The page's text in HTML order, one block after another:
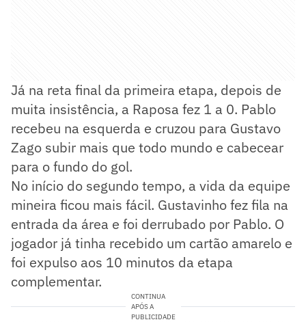
Já na reta final da primeira etapa, depois de
muita insistência, a Raposa fez 1 a 0. Pablo
recebeu na esquerda e cruzou para Gustavo
Zago subir mais que todo mundo e cabecear
para o fundo do gol.
No início do segundo tempo, a vida da equipe
mineira ficou mais fácil. Gustavinho fez fila na
entrada da área e foi derrubado por Pablo. O
jogador já tinha recebido um cartão amarelo e
foi expulso aos 10 minutos da etapa
complementar.
CONTINUA
APÓS A
PUBLICIDADE